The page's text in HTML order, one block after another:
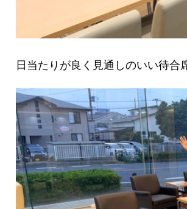
日当たりが良く見通しのいい待合